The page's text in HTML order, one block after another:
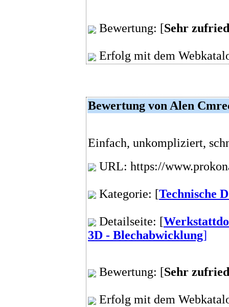
Bewertung: [Sehr
Erfolg mit dem
Bewertung von Alen
Einfach, unkompliziert,
URL: https://
Kategorie: [Technische
Detailseite: [
3D - Blechabwicklung]
Bewertung: [Sehr
Erfolg mit dem